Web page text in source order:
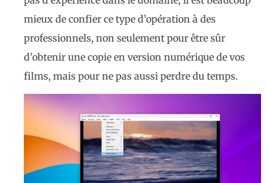
mieux de confier ce type d’opération à des
professionnels, non seulement pour être sûr
d’obtenir une copie en version numérique de vos
films, mais pour ne pas aussi perdre du temps.